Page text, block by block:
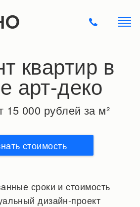
квартир в
арт-деко
15 000 рублей за м²
стоимость
сроки и стоимость
дизайн-проект